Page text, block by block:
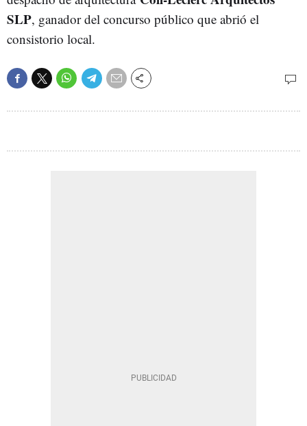
SLP, ganador del concurso público que abrió el
consistorio local.